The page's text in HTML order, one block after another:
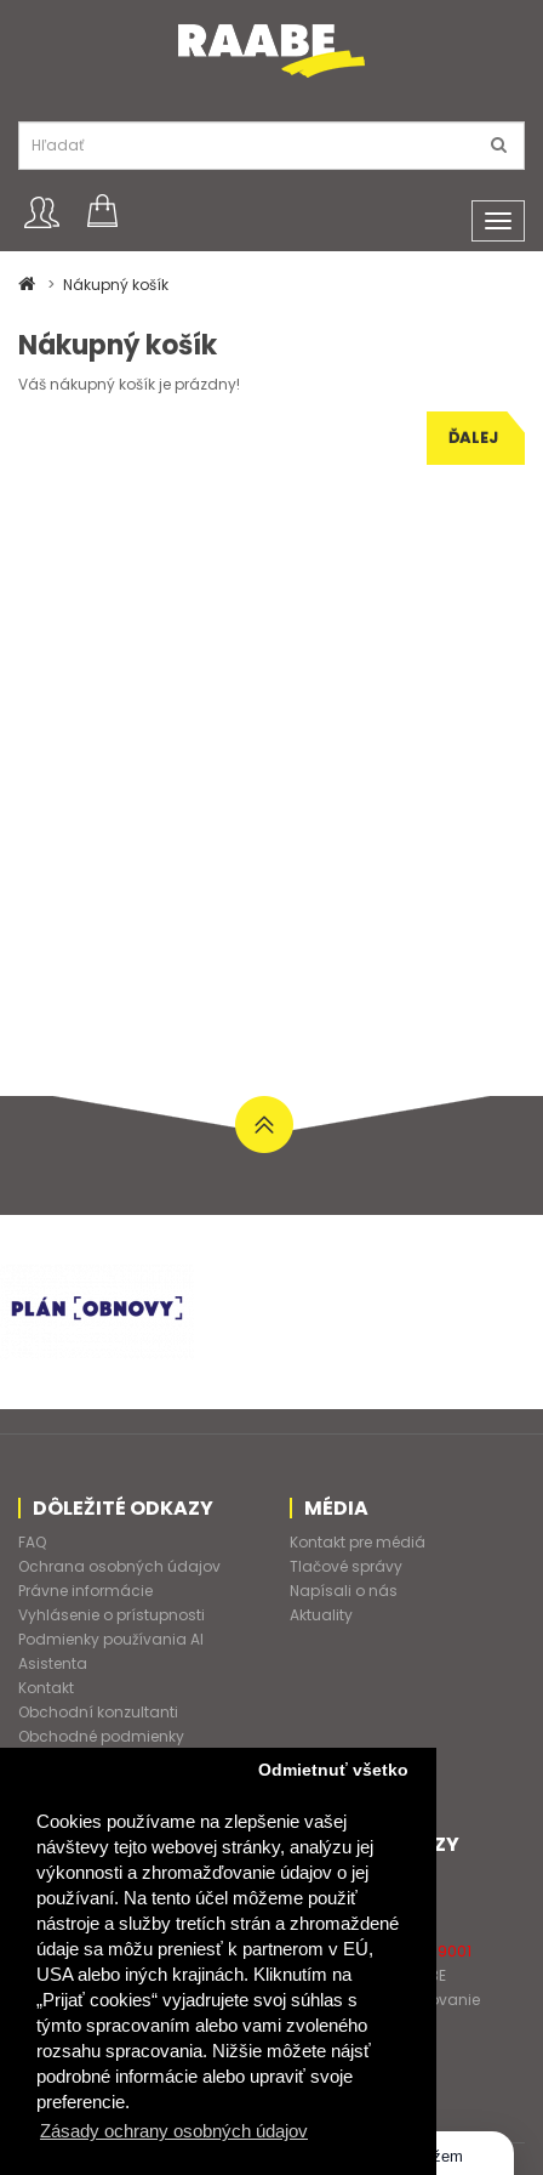
Cookies používame na zlepšenie vašej
návštevy tejto webovej stránky, analýzu jej
výkonnosti a zhromažďovanie údajov o jej
používaní. Na tento účel môžeme použiť
nástroje a služby tretích strán a zhromaždené
údaje sa môžu preniesť k partnerom v EÚ,
USA alebo iných krajinách. Kliknutím na
„Prijať cookies“ vyjadrujete svoj súhlas s
týmto spracovaním alebo vami zvoleného
rozsahu spracovania. Nižšie môžete nájsť
podrobné informácie alebo upraviť svoje
preferencie.
Zásady ochrany osobných údajov
Odmietnuť všetko
Nákupný košík
Nákupný košík
Váš nákupný košík je prázdny!
ĎALEJ
DÔLEŽITÉ ODKAZY
FAQ
Ochrana osobných údajov
Právne informácie
Vyhlásenie o prístupnosti
Podmienky používania AI
Asistenta
Kontakt
Obchodní konzultanti
Obchodné podmienky
MÉDIA
Kontakt pre médiá
Tlačové správy
Napísali o nás
Aktuality
SPOLUPRACUJEME
Podporujeme
Naše projekty
Spolupracujeme
Pošlite nám správu
ĎALŠIE ODKAZY
O Raabe
O Klett
Naši autori
Certifikát kvality ISO 9001
Klientska zóna RAABE
Katalógy na prelistovanie
NÁKUP
Odstúpiť od zmluvy
Dobrý deň, ako vám môžem